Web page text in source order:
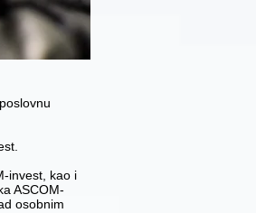
invest, kao i
ASCOM-
osobnim